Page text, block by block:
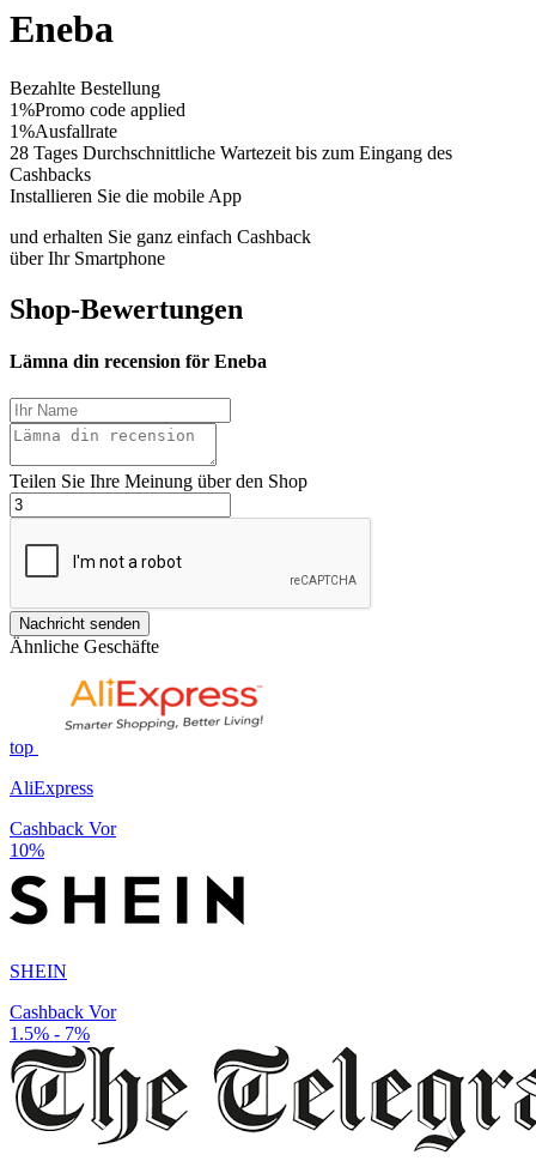
Eneba
Bezahlte Bestellung
1%Promo code applied
1%Ausfallrate
28 Tages Durchschnittliche Wartezeit bis zum Eingang des
Cashbacks
Installieren Sie die mobile App
und erhalten Sie ganz einfach Cashback
über Ihr Smartphone
Shop-Bewertungen
Lämna din recension för Eneba
Teilen Sie Ihre Meinung über den Shop
Nachricht senden
Ähnliche Geschäfte
top
AliExpress
Cashback Vor
10%
SHEIN
Cashback Vor
1.5% - 7%